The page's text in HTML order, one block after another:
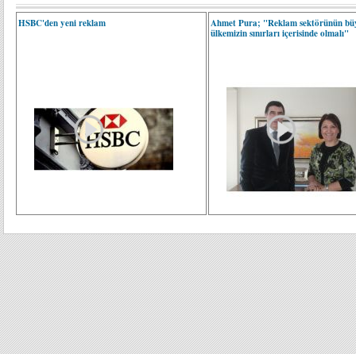
HSBC'den yeni reklam
Ahmet Pura; "Reklam sektörünün
ülkemizin sınırları içerisinde olmalı"